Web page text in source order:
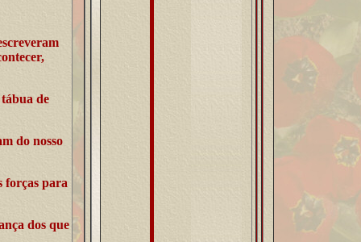
de
do nosso
forças para
dos que